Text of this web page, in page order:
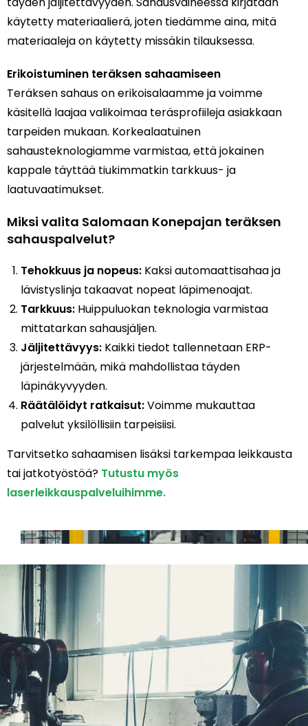
käytetty materiaalierä, joten tiedämme aina, mitä
materiaaleja on käytetty missäkin tilauksessa.
Erikoistuminen teräksen sahaamiseen
Teräksen sahaus on erikoisalaamme ja voimme
käsitellä laajaa valikoimaa teräsprofiileja asiakkaan
tarpeiden mukaan. Korkealaatuinen
sahausteknologiamme varmistaa, että jokainen
kappale täyttää tiukimmatkin tarkkuus- ja
laatuvaatimukset.
Miksi valita Salomaan Konepajan teräksen
sahauspalvelut?
Tehokkuus ja nopeus: Kaksi automaattisahaa ja
lävistyslinja takaavat nopeat läpimenoajat.
Tarkkuus: Huippuluokan teknologia varmistaa
mittatarkan sahausjäljen.
Jäljitettävyys: Kaikki tiedot tallennetaan ERP-
järjestelmään, mikä mahdollistaa täyden
läpinäkyvyyden.
Räätälöidyt ratkaisut:Voimme mukauttaa
palvelut yksilöllisiin tarpeisiisi.
Tarvitsetko sahaamisen lisäksi tarkempaa leikkausta
tai jatkotyöstöä? Tutustu myös
laserleikkauspalveluihimme.